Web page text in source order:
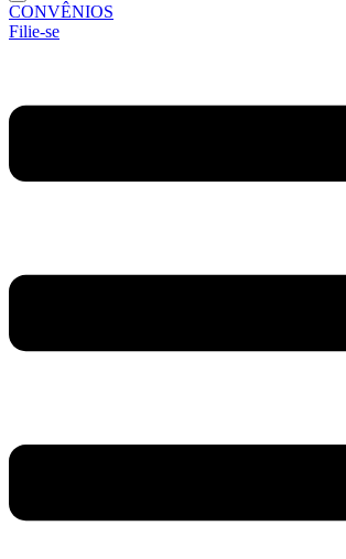
CONVÊNIOS
Filie-se